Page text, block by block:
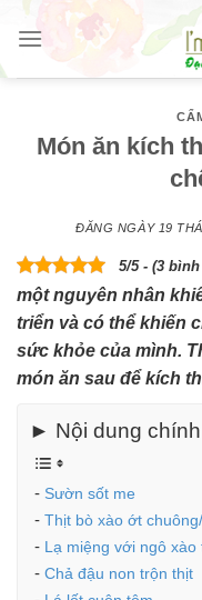
Skip
content
Món ăn kích
ĐĂNG NGÀY 19
5/5 - (3
một nguyên nhân
triển và có thể khiến
sức khỏe của mình.
món ăn sau để kích
► Nội dung
Sườn sốt me
Thịt bò xào ớt
Lạ miệng với ngô xào
Chả đậu non trộn thịt